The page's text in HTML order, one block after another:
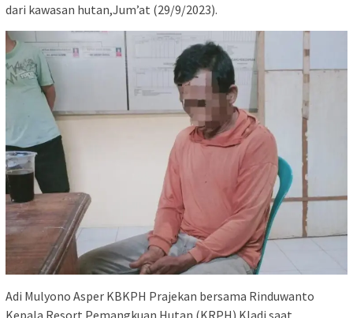
dari kawasan hutan,Jum’at (29/9/2023).
Adi Mulyono Asper KBKPH Prajekan bersama Rinduwanto
Kepala Resort Pemangkuan Hutan (KRPH) Kladi saat